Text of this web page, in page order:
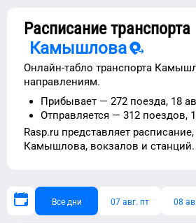
Расписание транспорта
Камышлова
Онлайн-табло транспорта
направлениям.
Прибывает — 272 поезда, 18
Отправляется — 312 поездов,
Rasp.ru представляет расписание,
Камышлова, вокзалов и станций.
Все дни 07 авг. пт 08